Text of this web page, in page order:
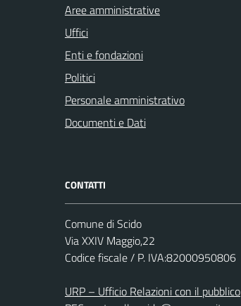
Aree amministrative
Uffici
Enti e fondazioni
Politici
Personale amministrativo
Documenti e Dati
CONTATTI
Comune di Scido
Via XXIV Maggio,22
Codice fiscale / P. IVA:82000950806
URP – Ufficio Relazioni con il pubblico